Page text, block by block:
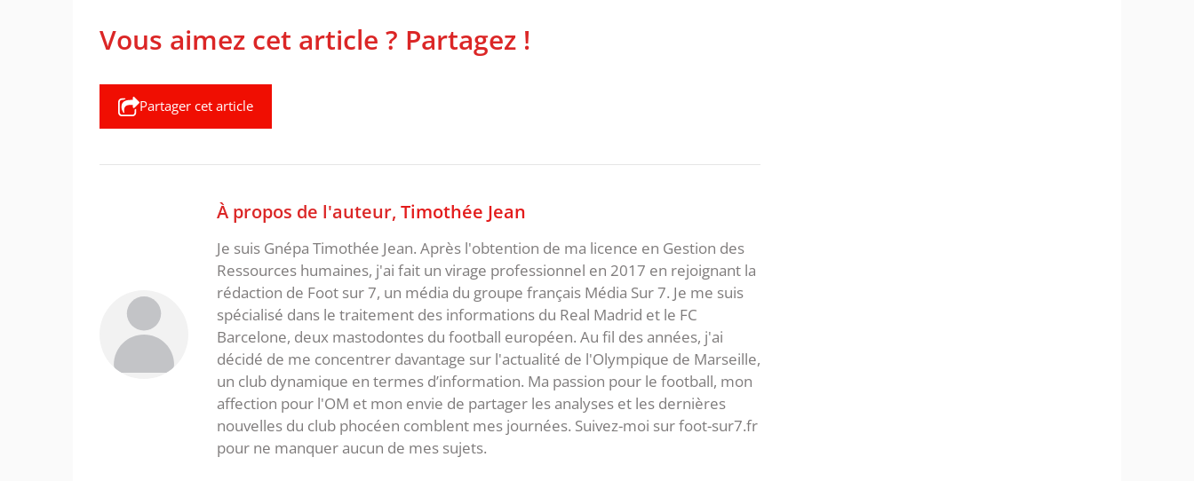
Vous aimez cet article ? Partagez !
Partager cet article
À propos de l'auteur, Timothée Jean
Je suis Gnépa Timothée Jean. Après l'obtention de ma licence en Gestion des
Ressources humaines, j'ai fait un virage professionnel en 2017 en rejoignant la
rédaction de Foot sur 7, un média du groupe français Média Sur 7. Je me suis
spécialisé dans le traitement des informations du Real Madrid et le FC
Barcelone, deux mastodontes du football européen. Au fil des années, j'ai
décidé de me concentrer davantage sur l'actualité de l'Olympique de Marseille,
un club dynamique en termes d’information. Ma passion pour le football, mon
affection pour l'OM et mon envie de partager les analyses et les dernières
nouvelles du club phocéen comblent mes journées. Suivez-moi sur foot-sur7.fr
pour ne manquer aucun de mes sujets.